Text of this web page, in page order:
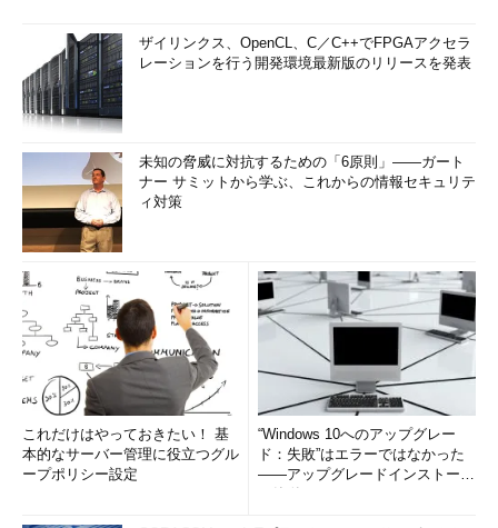
ザイリンクス、OpenCL、C／C++でFPGAアクセラ
レーションを行う開発環境最新版のリリースを発表
未知の脅威に対抗するための「6原則」――ガート
ナー サミットから学ぶ、これからの情報セキュリテ
ィ対策
これだけはやっておきたい！ 基
本的なサーバー管理に役立つグル
ープポリシー設定
“Windows 10へのアップグレー
ド：失敗”はエラーではなかった
――アップグレードインストール